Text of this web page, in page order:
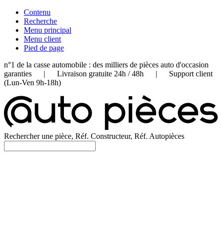
Contenu
Recherche
Menu principal
Menu client
Pied de page
n°1 de la casse automobile : des milliers de pièces auto d'occasion
garanties | Livraison gratuite 24h / 48h | Support client
(Lun-Ven 9h-18h)
Rechercher une pièce, Réf. Constructeur, Réf. Autopièces